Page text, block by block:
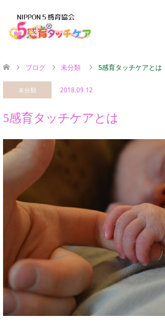
ブログ 未分類 5感育タッチケアとは
未分類 2018.09.12
5感育タッチケアとは